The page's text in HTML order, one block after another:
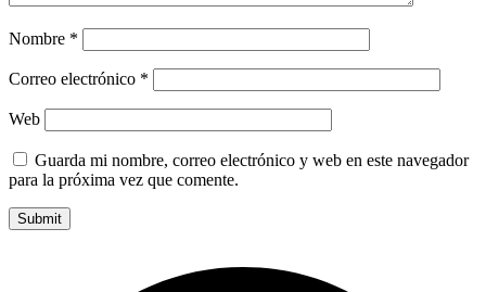
Nombre *
Correo electrónico *
Web
Guarda mi nombre, correo electrónico y web en este navegador
para la próxima vez que comente.